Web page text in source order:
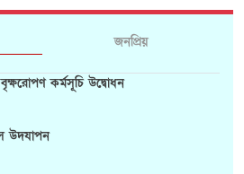
জনপ্রিয়
বৃক্ষরোপণ কর্মসূচি উদ্বোধন
উদযাপন